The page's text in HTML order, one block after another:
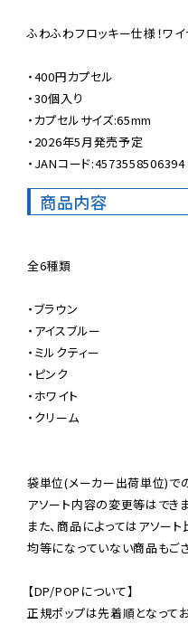
ふわふわフロッキー仕様！ワイ
・400円カプセル
・30個入り
・カプセルサイズ:65mm
・2026年5月発売予定
・JANコード:4573558506394
商品内容
全6種類
・ブラウン
・アイスブルー
・ミルクティー
・ピンク
・ホワイト
・クリーム
袋単位(メーカー出荷単位)で
アソート内容の変更等はでき
また、商品によってはアソー
均等になっていない商品もござ
【DP/POPについて】
正規ポップは先着順となってお